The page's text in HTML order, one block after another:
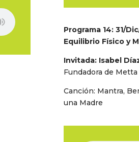
Programa 14: 31/
Equilibrio Físico y
Invitada: Isabel
Fundadora de Metta
Canción: Mantra,
una Madre